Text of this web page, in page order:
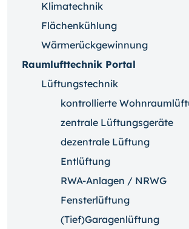
Klimatechnik
Flächenkühlung
Wärmerückgewinnung
Raumlufttechnik Portal
Lüftungstechnik
kontrollierte
zentrale Lüftungsgeräte
dezentrale Lüftung
Entlüftung
RWA-Anlagen / NRWG
Fensterlüftung
(Tief)Garagenlüftung